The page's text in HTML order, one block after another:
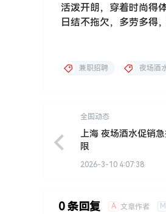
活泼开朗，穿着时尚得
日结不拖欠，多劳多得
兼职招聘 夜场酒
全国动态
上海 夜场酒水促销
限
2026-3-10 4:07:38
0 条回复 A 文章作者 M